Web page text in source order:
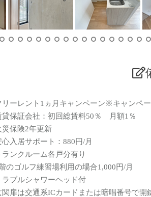
ーレント1ヵ月キャンペーン※キャンペ
貸保証会社：初回総賃料50％ 月額1％
災保険2年更新
心入居サポート：880円/月
ランクルーム各戸分有り
のゴルフ練習場利用の場合1,000円/月
ラブルシャワーヘッド付
関扉は交通系ICカードまたは暗唱番号で開